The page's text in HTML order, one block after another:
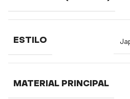
ESTILO
MATERIAL PRINCIPAL